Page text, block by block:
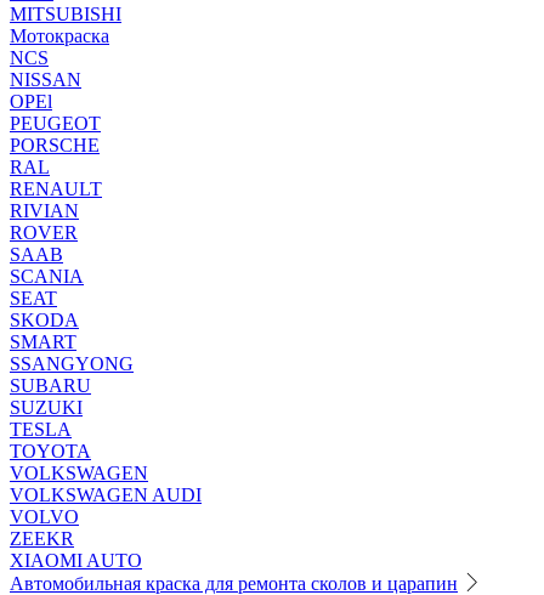
MITSUBISHI
Мотокраска
NCS
NISSAN
OPEl
PEUGEOT
PORSCHE
RAL
RENAULT
RIVIAN
ROVER
SAAB
SCANIA
SEAT
SKODA
SMART
SSANGYONG
SUBARU
SUZUKI
TESLA
TOYOTA
VOLKSWAGEN
VOLKSWAGEN AUDI
VOLVO
ZEEKR
XIAOMI AUTO
Автомобильная краска для ремонта сколов и царапин